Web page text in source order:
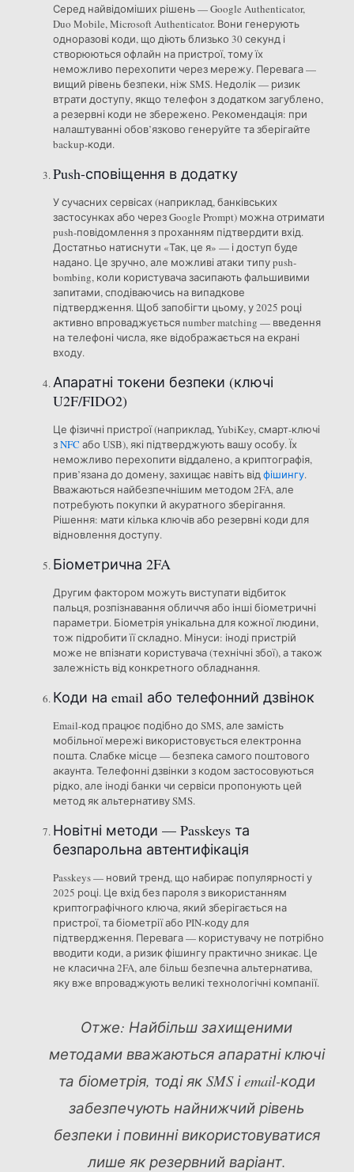
Серед найвідоміших рішень — Google Authenticator,
Duo Mobile, Microsoft Authenticator. Вони генерують
одноразові коди, що діють близько 30 секунд і
створюються офлайн на пристрої, тому їх
неможливо перехопити через мережу. Перевага —
вищий рівень безпеки, ніж SMS. Недолік — ризик
втрати доступу, якщо телефон з додатком загублено,
а резервні коди не збережено. Рекомендація: при
налаштуванні обов’язково генеруйте та зберігайте
backup-коди.
Push-сповіщення в додатку
У сучасних сервісах (наприклад, банківських
застосунках або через Google Prompt) можна отримати
push-повідомлення з проханням підтвердити вхід.
Достатньо натиснути «Так, це я» — і доступ буде
надано. Це зручно, але можливі атаки типу push-
bombing, коли користувача засипають фальшивими
запитами, сподіваючись на випадкове
підтвердження. Щоб запобігти цьому, у 2025 році
активно впроваджується number matching — введення
на телефоні числа, яке відображається на екрані
входу.
Апаратні токени безпеки (ключі
U2F/FIDO2)
Це фізичні пристрої (наприклад, YubiKey, смарт-ключі
зNFC або USB), які підтверджують вашу особу. Їх
неможливо перехопити віддалено, а криптографія,
прив’язана до домену, захищає навіть відфішингу.
Вважаються найбезпечнішим методом 2FA, але
потребують покупки й акуратного зберігання.
Рішення: мати кілька ключів або резервні коди для
відновлення доступу.
Біометрична 2FA
Другим фактором можуть виступати відбиток
пальця, розпізнавання обличчя або інші біометричні
параметри. Біометрія унікальна для кожної людини,
тож підробити її складно. Мінуси: іноді пристрій
може не впізнати користувача (технічні збої), а також
залежність від конкретного обладнання.
Коди на email або телефонний дзвінок
Email-код працює подібно до SMS, але замість
мобільної мережі використовується електронна
пошта. Слабке місце — безпека самого поштового
акаунта. Телефонні дзвінки з кодом застосовуються
рідко, але іноді банки чи сервіси пропонують цей
метод як альтернативу SMS.
Новітні методи — Passkeys та
безпарольна автентифікація
Passkeys — новий тренд, що набирає популярності у
2025 році. Це вхід без пароля з використанням
криптографічного ключа, який зберігається на
пристрої, та біометрії або PIN-коду для
підтвердження. Перевага — користувачу не потрібно
вводити коди, а ризик фішингу практично зникає. Це
не класична 2FA, але більш безпечна альтернатива,
яку вже впроваджують великі технологічні компанії.
Отже: Найбільш захищеними
методами вважаються апаратні ключі
та біометрія, тоді як SMS і email-коди
забезпечують найнижчий рівень
безпеки і повинні використовуватися
лише як резервний варіант.